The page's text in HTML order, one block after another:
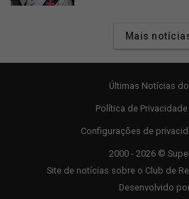
Mais
Últimas Notícias
Política de
Configurações de
2000 - 2026 ©
Site de notícias sobre o Club de
Desenvolvido